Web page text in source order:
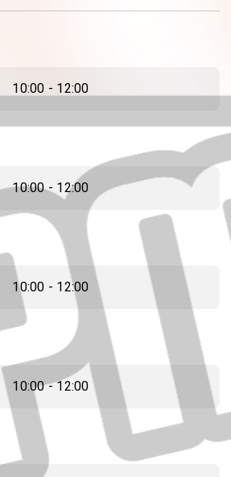
10:00 - 12:00
10:00 - 12:00
10:00 - 12:00
10:00 - 12:00